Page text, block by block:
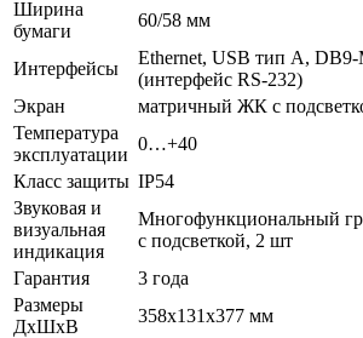
Ширина
бумаги
60/58 мм
Интерфейсы
Ethernet, USB тип А,
(интерфейс RS-232)
Экран
матричный ЖК с
Температура
эксплуатации
0…+40
Класс защиты IP54
Звуковая и
визуальная
индикация
Многофункциональный
с подсветкой, 2 шт
Гарантия
3 года
Размеры
ДхШхВ
358х131х377 мм